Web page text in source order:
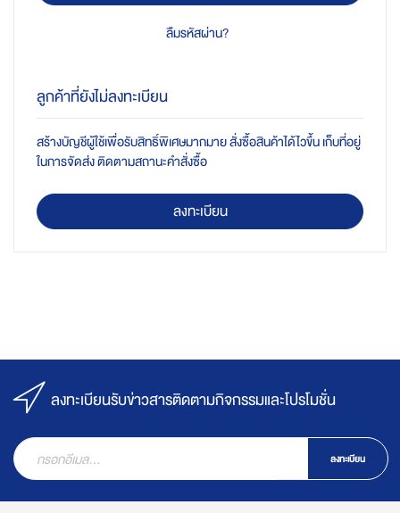
ลืมรหัสผ่าน?
ลูกค้าที่ยังไม่ลงทะเบียน
สร้างบัญชีผู้ใช้เพื่อรับสิทธิ์พิเศษมากมาย สั่งซื้อสินค้าได้ไวขึ้น เก็บที่อยู่
ในการจัดส่ง ติดตามสถานะคำสั่งซื้อ
ลงทะเบียน
ลงทะเบียนรับข่าวสารติดตามกิจกรรมและโปรโมชั่น
ลงทะเบียน